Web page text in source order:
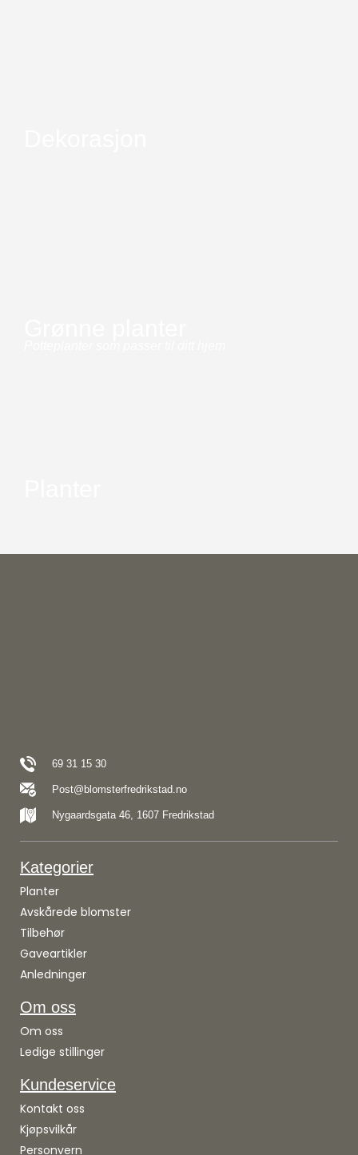
69 31 15 30
Post@blomsterfredrikstad.no
Nygaardsgata 46, 1607 Fredrikstad
Kategorier
Planter
Avskårede blomster
Tilbehør
Gaveartikler
Anledninger
Om oss
Om oss
Ledige stillinger
Kundeservice
Kontakt oss
Kjøpsvilkår
Personvern